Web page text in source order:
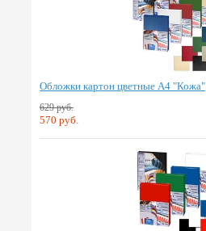
Обложки картон цветные А4 "Кожа"
629 руб.
570 руб.